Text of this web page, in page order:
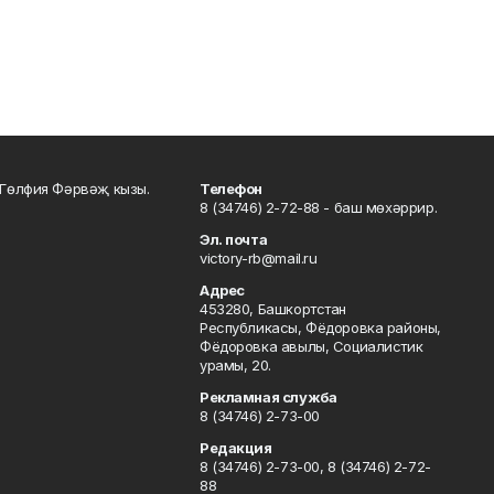
Фәрвәҗ кызы.
Телефон
8 (34746) 2-72-88 - баш мөхәррир.
Эл. почта
victory-rb@mail.ru
Адрес
453280, Башкортстан
Республикасы, Фёдоровка районы,
Фёдоровка авылы, Социалистик
урамы, 20.
Рекламная служба
8 (34746) 2-73-00
Редакция
8 (34746) 2-73-00, 8 (34746) 2-72-
88